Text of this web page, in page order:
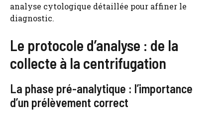
analyse cytologique détaillée pour affiner le
diagnostic.
Le protocole d’analyse : de la
collecte à la centrifugation
La phase pré-analytique : l’importance
d’un prélèvement correct